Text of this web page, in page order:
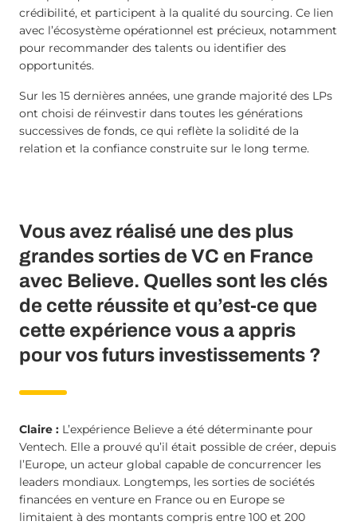
crédibilité, et participent à la qualité du sourcing. Ce lien
avec l’écosystème opérationnel est précieux, notamment
pour recommander des talents ou identifier des
opportunités.
Sur les 15 dernières années, une grande majorité des LPs
ont choisi de réinvestir dans toutes les générations
successives de fonds, ce qui reflète la solidité de la
relation et la confiance construite sur le long terme.
Vous avez réalisé une des plus
grandes sorties de VC en France
avec Believe. Quelles sont les clés
de cette réussite et qu’est-ce que
cette expérience vous a appris
pour vos futurs investissements ?
Claire : L’expérience Believe a été déterminante pour
Ventech. Elle a prouvé qu’il était possible de créer, depuis
l’Europe, un acteur global capable de concurrencer les
leaders mondiaux. Longtemps, les sorties de sociétés
financées en venture en France ou en Europe se
limitaient à des montants compris entre 100 et 200